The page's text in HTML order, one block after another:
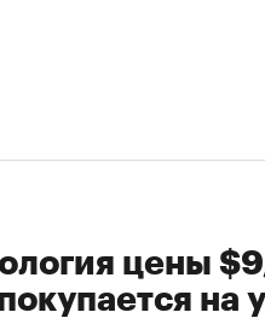
цены
на